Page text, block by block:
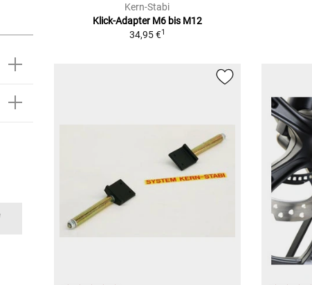
Kern-Stabi
Klick-Adapter M6 bis M12
34,95 €1